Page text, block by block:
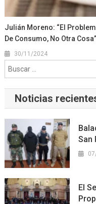
Julián Moreno: “El
De Consumo, No Otra Cosa”
30/11/2024
Noticias
San
El